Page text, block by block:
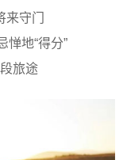
守门
惮地“得分”
旅途